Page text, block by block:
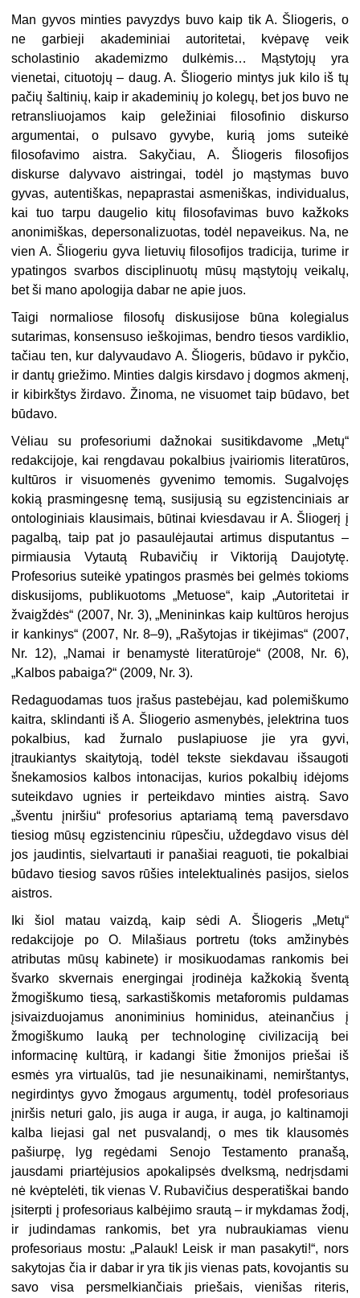
Man gyvos minties pavyzdys buvo kaip tik A. Šliogeris, o
ne garbieji akademiniai autoritetai, kvėpavę veik
scholastinio akademizmo dulkėmis… Mąstytojų yra
vienetai, cituotojų – daug. A. Šliogerio mintys juk kilo iš tų
pačių šaltinių, kaip ir akademinių jo kolegų, bet jos buvo ne
retransliuojamos kaip geležiniai filosofinio diskurso
argumentai, o pulsavo gyvybe, kurią joms suteikė
filosofavimo aistra. Sakyčiau, A. Šliogeris filosofijos
diskurse dalyvavo aistringai, todėl jo mąstymas buvo
gyvas, autentiškas, nepaprastai asmeniškas, individualus,
kai tuo tarpu daugelio kitų filosofavimas buvo kažkoks
anonimiškas, depersonalizuotas, todėl nepaveikus. Na, ne
vien A. Šliogeriu gyva lietuvių filosofijos tradicija, turime ir
ypatingos svarbos disciplinuotų mūsų mąstytojų veikalų,
bet ši mano apologija dabar ne apie juos.
Taigi normaliose filosofų diskusijose būna kolegialus
sutarimas, konsensuso ieškojimas, bendro tiesos vardiklio,
tačiau ten, kur dalyvaudavo A. Šliogeris, būdavo ir pykčio,
ir dantų griežimo. Minties dalgis kirsdavo į dogmos akmenį,
ir kibirkštys žirdavo. Žinoma, ne visuomet taip būdavo, bet
būdavo.
Vėliau su profesoriumi dažnokai susitikdavome „Metų“
redakcijoje, kai rengdavau pokalbius įvairiomis literatūros,
kultūros ir visuomenės gyvenimo temomis. Sugalvojęs
kokią prasmingesnę temą, susijusią su egzistenciniais ar
ontologiniais klausimais, būtinai kviesdavau ir A. Šliogerį į
pagalbą, taip pat jo pasaulėjautai artimus disputantus –
pirmiausia Vytautą Rubavičių ir Viktoriją Daujotytę.
Profesorius suteikė ypatingos prasmės bei gelmės tokioms
diskusijoms, publikuotoms „Metuose“, kaip „Autoritetai ir
žvaigždės“ (2007, Nr. 3), „Menininkas kaip kultūros herojus
ir kankinys“ (2007, Nr. 8–9), „Rašytojas ir tikėjimas“ (2007,
Nr. 12), „Namai ir benamystė literatūroje“ (2008, Nr. 6),
„Kalbos pabaiga?“ (2009, Nr. 3).
Redaguodamas tuos įrašus pastebėjau, kad polemiškumo
kaitra, sklindanti iš A. Šliogerio asmenybės, įelektrina tuos
pokalbius, kad žurnalo puslapiuose jie yra gyvi,
įtraukiantys skaitytoją, todėl tekste siekdavau išsaugoti
šnekamosios kalbos intonacijas, kurios pokalbių idėjoms
suteikdavo ugnies ir perteikdavo minties aistrą. Savo
„šventu įniršiu“ profesorius aptariamą temą paversdavo
tiesiog mūsų egzistenciniu rūpesčiu, uždegdavo visus dėl
jos jaudintis, sielvartauti ir panašiai reaguoti, tie pokalbiai
būdavo tiesiog savos rūšies intelektualinės pasijos, sielos
aistros.
Iki šiol matau vaizdą, kaip sėdi A. Šliogeris „Metų“
redakcijoje po O. Milašiaus portretu (toks amžinybės
atributas mūsų kabinete) ir mosikuodamas rankomis bei
švarko skvernais energingai įrodinėja kažkokią šventą
žmogiškumo tiesą, sarkastiškomis metaforomis puldamas
įsivaizduojamus anoniminius hominidus, ateinančius į
žmogiškumo lauką per technologinę civilizaciją bei
informacinę kultūrą, ir kadangi šitie žmonijos priešai iš
esmės yra virtualūs, tad jie nesunaikinami, nemirštantys,
negirdintys gyvo žmogaus argumentų, todėl profesoriaus
įniršis neturi galo, jis auga ir auga, ir auga, jo kaltinamoji
kalba liejasi gal net pusvalandį, o mes tik klausomės
pašiurpę, lyg regėdami Senojo Testamento pranašą,
jausdami priartėjusios apokalipsės dvelksmą, nedrįsdami
nė kvėptelėti, tik vienas V. Rubavičius desperatiškai bando
įsiterpti į profesoriaus kalbėjimo srautą – ir mykdamas žodį,
ir judindamas rankomis, bet yra nubraukiamas vienu
profesoriaus mostu: „Palauk! Leisk ir man pasakyti!“, nors
sakytojas čia ir dabar ir yra tik jis vienas pats, kovojantis su
savo visa persmelkiančiais priešais, vienišas riteris,